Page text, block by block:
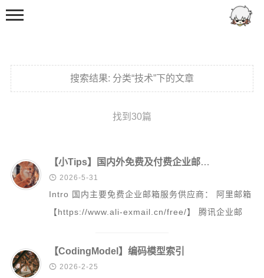
搜索结果: 分类“技术”下的文章
找到30篇
【小Tips】国内外免费及付费企业邮箱服务【自定义域名邮箱】对比
 2026-5-31
Intro 国内主要免费企业邮箱服务供应商： 阿里邮箱
【https://www.ali-exmail.cn/free/】 腾讯企业邮
【CodingModel】编码模型索引
 2026-2-25
分类
技术